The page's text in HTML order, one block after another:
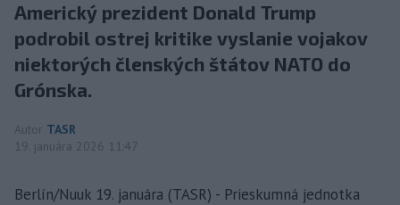
Americký prezident Donald Trump
podrobil ostrej kritike vyslanie vojakov
niektorých členských štátov NATO do
Grónska.
Autor TASR
19. januára 2026 11:47
Berlín/Nuuk 19. januára (TASR) - Prieskumná jednotka